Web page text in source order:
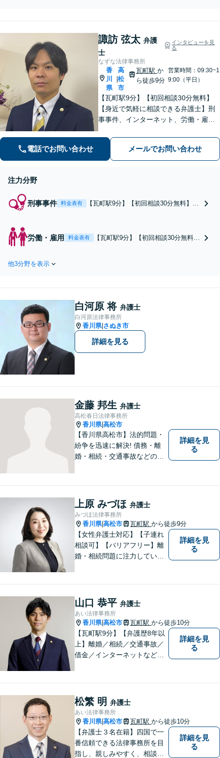
9時から夜7時まで電話ＯＫ。
示談金再チェック無料サービ
スあり。後遺障害の認定手続
き対応。話しやすい弁護士。
諏訪 弦太 弁護
士
インタビューを見
る
なずな法律事務所
香
川
県
高
松
市
瓦町駅 か
ら徒歩9分
営業時間：09:30~1
9:00（平日）
【瓦町駅9分】【初回相談30分無料】
【身近で気軽に相談できる弁護士】刑
事事件、インターネット、労働・雇用
りで悩む前に、まずは無料の初回相談
でお話をお聞かせください。【電話相
談可】【休日・夜間対応】
電話でお問い合わせ メールでお問い合わせ
注力分野
刑事事件 料金表有
【瓦町駅9分】【初回相談30分無料】
ような事件にも対応しています。刑事
事件は初動対応が重要です。家族が逮
労働・雇用 料金表有
【瓦町駅9分】【初回相談30分無料】
るのが賢明です。お早めにご相談く
間対応】
他3分野を表示
白河原 将 弁護士
白河原法律事務所
香川県| さぬき市
詳細を見る
金藤 邦生 弁護士
高松春日法律事務所
香川県|高松市
【香川県高松市】法的問題・
紛争を迅速に解決! 債務・離
婚・相続・交通事故などの問
詳細を見
る
上原 みづほ 弁護士
みづほ法律事務所
香川県|高松市 瓦町駅 から徒歩9分
【女性弁護士対応】【子連れ
相談可】【バリアフリー】離
婚・相続問題に注力していま
詳細を見
る
山口 恭平 弁護士
あい法律事務所
香川県|高松市 瓦町駅 から徒歩10分
【瓦町駅9分】【弁護歴8年以
上】離婚／相続／交通事故／
借金／インターネットなど幅
皆様にとって最善の解決を模
索します。まずはお気軽にご
相談ください。
詳細を見
る
松繁 明 弁護士
あい法律事務所
香川県|高松市 瓦町駅 から徒歩10分
【弁護士３名在籍】四国で一
番信頼できる法律事務所を目
指し、親しみやすく、相談し
詳細を見
る